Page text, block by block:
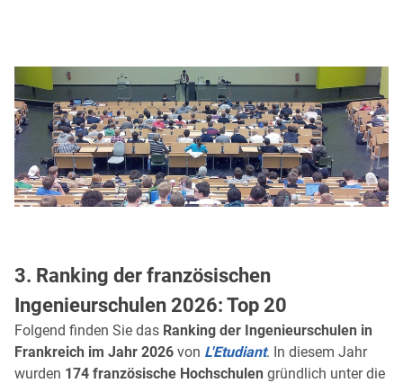
3. Ranking der französischen
Ingenieurschulen 2026: Top 20
Folgend finden Sie das Ranking der Ingenieurschulen in
Frankreich im Jahr 2026 von L'Etudiant. In diesem Jahr
wurden 174 französische Hochschulen gründlich unter die